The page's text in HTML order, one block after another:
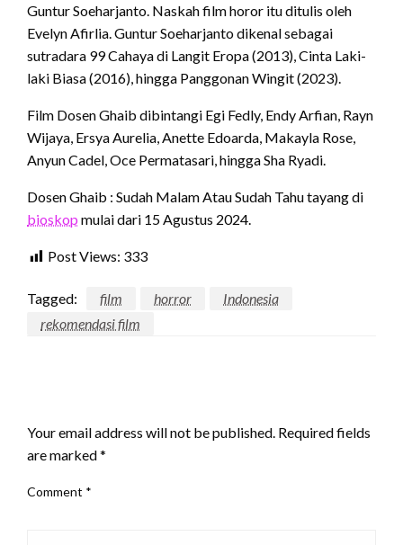
Guntur Soeharjanto. Naskah film horor itu ditulis oleh
Evelyn Afirlia. Guntur Soeharjanto dikenal sebagai
sutradara 99 Cahaya di Langit Eropa (2013), Cinta Laki-
laki Biasa (2016), hingga Panggonan Wingit (2023).
Film Dosen Ghaib dibintangi Egi Fedly, Endy Arfian, Rayn
Wijaya, Ersya Aurelia, Anette Edoarda, Makayla Rose,
Anyun Cadel, Oce Permatasari, hingga Sha Ryadi.
Dosen Ghaib : Sudah Malam Atau Sudah Tahu tayang di
bioskop mulai dari 15 Agustus 2024.
Post Views: 333
Tagged: film horror
Indonesia
rekomendasi film
Your email address will not be published. Required fields
are marked*
Comment *